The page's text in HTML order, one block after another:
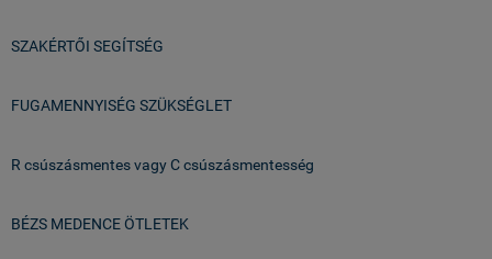
SZAKÉRTŐI SEGÍTSÉG
FUGAMENNYISÉG SZÜKSÉGLET
R csúszásmentes vagy C csúszásmentesség
BÉZS MEDENCE ÖTLETEK